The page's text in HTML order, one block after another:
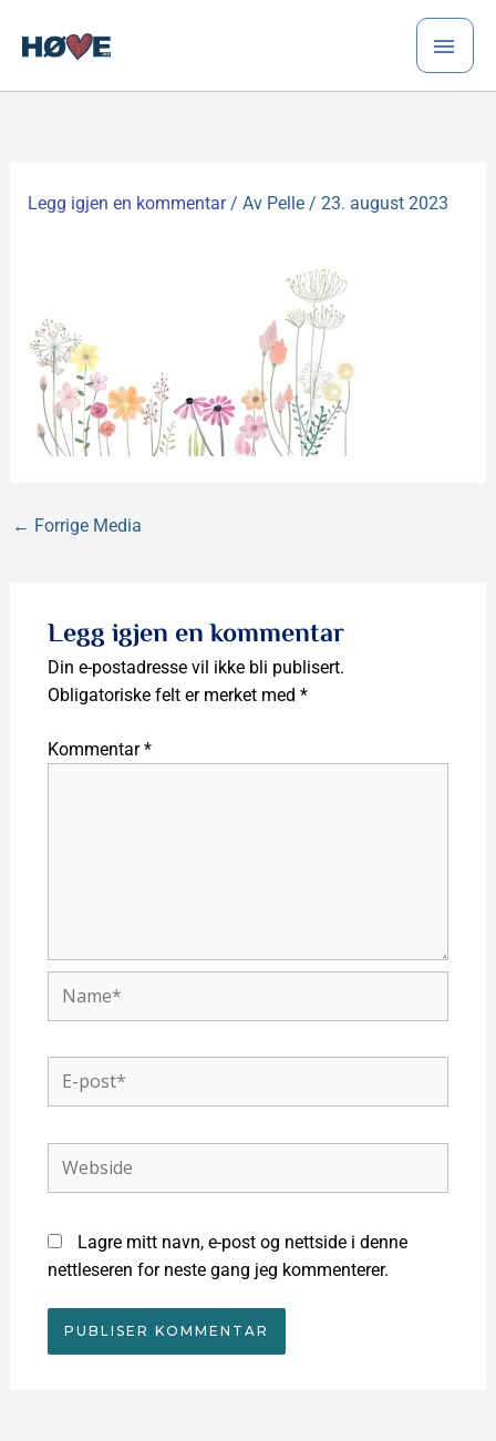
rett
innholdet
Legg igjen en kommentar / Av Pelle / 23. august 2023
← Forrige Media
Legg igjen en kommentar
Din e-postadresse vil ikke bli publisert.
Obligatoriske felt er merket med *
Kommentar*
post*
Lagre mitt navn, e-post og nettside i denne
nettleseren for neste gang jeg kommenterer.